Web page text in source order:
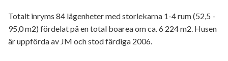
Totalt inryms 84 lägenheter med storlekarna 1-4 rum (52,5 -
95,0 m2) fördelat på en total boarea om ca. 6 224 m2. Husen
är uppförda av JM och stod färdiga 2006.